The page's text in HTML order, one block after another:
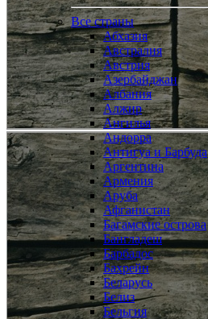
Все страны
Абхазия
Австралия
Австрия
Азербайджан
Албания
Алжир
Ангилья
Андорра
Антигуа и Барбуда
Аргентина
Армения
Аруба
Афганистан
Багамcкие острова
Бангладеш
Барбадос
Бахрейн
Беларусь
Белиз
Бельгия